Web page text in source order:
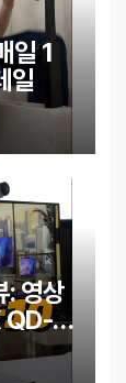
일 1
일
영상
QD-